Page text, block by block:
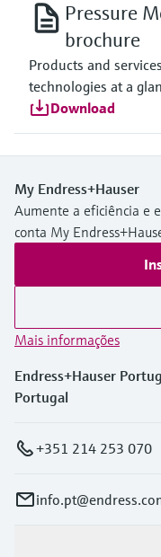
Pressure
brochure
Products and
technologies at a
Download
My Endress+Hauser
Aumente a eficiência e
conta My
Mais informações
Endress+Hauser
Portugal
+351 214 253 070